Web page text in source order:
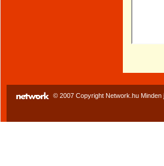
© 2007 Copyright Network.hu Minden